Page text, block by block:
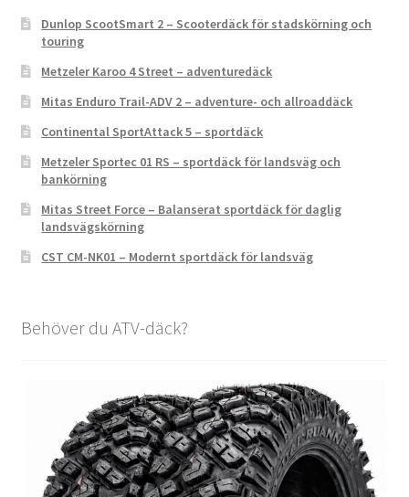
Dunlop ScootSmart 2 – Scooterdäck för stadskörning och
touring
Metzeler Karoo 4 Street – adventuredäck
Mitas Enduro Trail-ADV 2 – adventure- och allroaddäck
Continental SportAttack 5 – sportdäck
Metzeler Sportec 01 RS – sportdäck för landsväg och
bankörning
Mitas Street Force – Balanserat sportdäck för daglig
landsvägskörning
CST CM-NK01 – Modernt sportdäck för landsväg
Behöver du ATV-däck?